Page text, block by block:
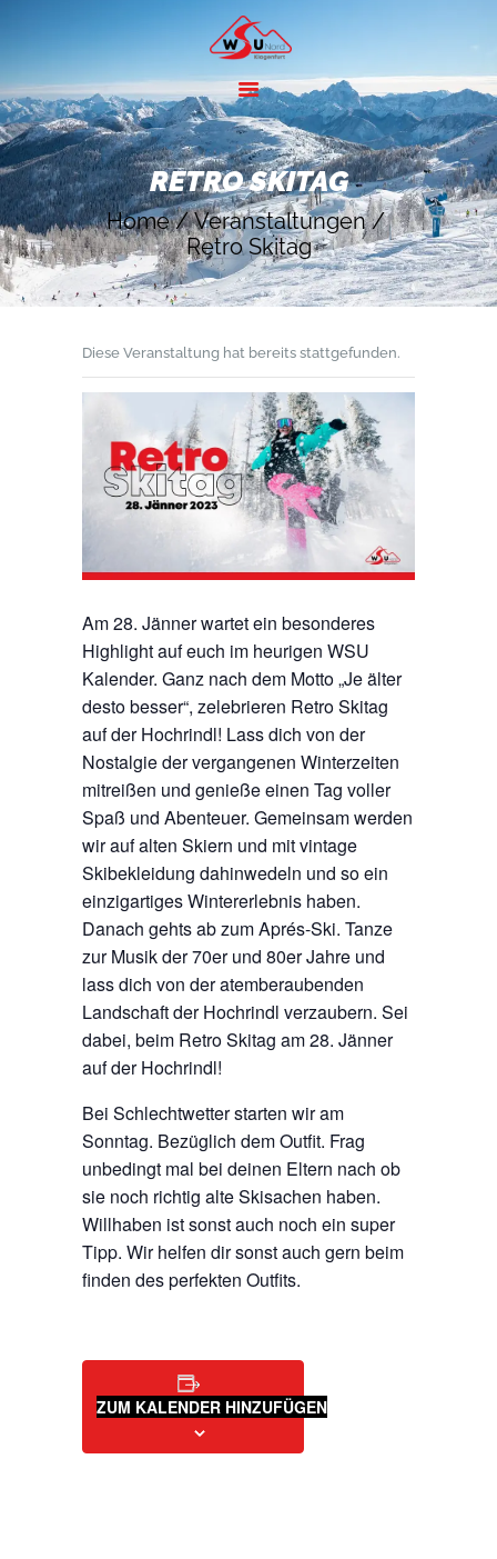
RETRO SKITAG
Home
Veranstaltungen
Retro Skitag
HOME
ANGEBOTE
SKIGEBIETE
ÜBER UNS
KONTAKT
Diese Veranstaltung hat bereits stattgefunden.
Am 28. Jänner wartet ein besonderes
Highlight auf euch im heurigen WSU
Kalender. Ganz nach dem Motto „Je älter
desto besser“, zelebrieren Retro Skitag
auf der Hochrindl! Lass dich von der
Nostalgie der vergangenen Winterzeiten
mitreißen und genieße einen Tag voller
Spaß und Abenteuer. Gemeinsam werden
wir auf alten Skiern und mit vintage
Skibekleidung dahinwedeln und so ein
einzigartiges Wintererlebnis haben.
Danach gehts ab zum Aprés-Ski. Tanze
zur Musik der 70er und 80er Jahre und
lass dich von der atemberaubenden
Landschaft der Hochrindl verzaubern. Sei
dabei, beim Retro Skitag am 28. Jänner
auf der Hochrindl!
Bei Schlechtwetter starten wir am
Sonntag. Bezüglich dem Outfit. Frag
unbedingt mal bei deinen Eltern nach ob
sie noch richtig alte Skisachen haben.
Willhaben ist sonst auch noch ein super
Tipp. Wir helfen dir sonst auch gern beim
finden des perfekten Outfits.
ZUM KALENDER HINZUFÜGEN